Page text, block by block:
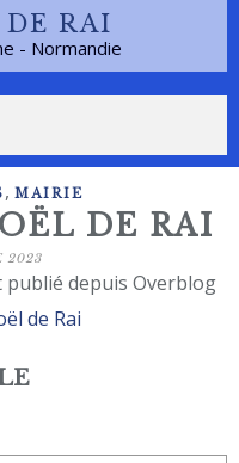
RAI
- Normandie
, MAIRIE
DE RAI
2023
publié depuis Overblog